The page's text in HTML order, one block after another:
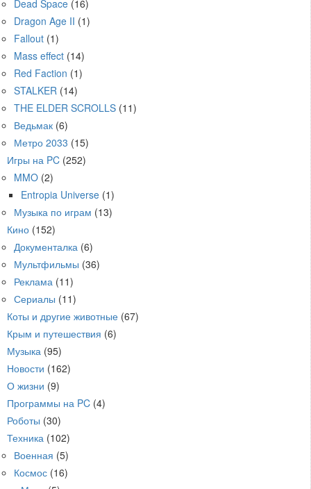
Dead Space (16)
Dragon Age II (1)
Fallout (1)
Mass effect (14)
Red Faction (1)
STALKER (14)
THE ELDER SCROLLS (11)
Ведьмак (6)
Метро 2033 (15)
Игры на PC (252)
MMO (2)
Entropia Universe (1)
Музыка по играм (13)
Кино (152)
Документалка (6)
Мультфильмы (36)
Реклама (11)
Сериалы (11)
Коты и другие животные (67)
Крым и путешествия (6)
Музыка (95)
Новости (162)
О жизни (9)
Программы на PC (4)
Роботы (30)
Техника (102)
Военная (5)
Космос (16)